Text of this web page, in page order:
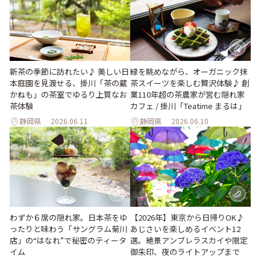
新茶の季節に訪れたい♪ 美しい日
本庭園を見渡せる、掛川「茶の蔵
かねも」の茶室でゆるり上質なお
茶体験
静岡県 2026.06.11
緑を眺めながら、オーガニック抹
茶スイーツを楽しむ贅沢体験♪ 創
業110年超の茶農家が営む隠れ家
カフェ / 掛川「Teatime まるは」
静岡県 2026.06.10
わずか６席の隠れ家。日本茶をゆ
ったりと味わう「サングラム菊川
店」の“はなれ”で秘密のティータ
イム
【2026年】東京から日帰りOK♪
あじさいを楽しめるイベント12
選。絶景アンブレラスカイや限定
御朱印、夜のライトアップまで